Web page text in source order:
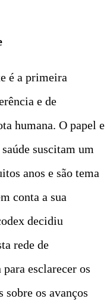
é a primeira
e de
humana. O papel e
suscitam um
anos e são tema
conta a sua
decidiu
rede de
esclarecer os
sobre os avanços